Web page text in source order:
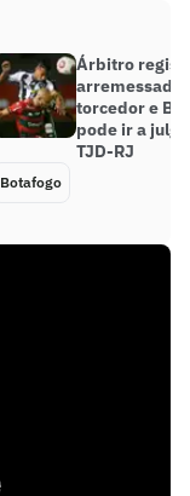
Árbitro
arremessado
torcedor e
pode ir a
TJD-RJ
Botafogo